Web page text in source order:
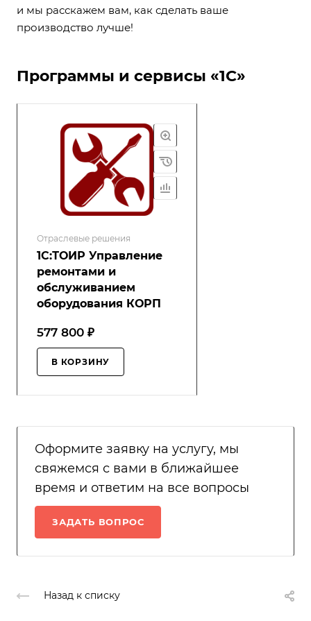
и мы расскажем вам, как сделать ваше
производство лучше!
Программы и сервисы «1С»
Отраслевые решения
1С:ТОИР Управление
ремонтами и
обслуживанием
оборудования КОРП
577 800 ₽
В КОРЗИНУ
Оформите заявку на услугу, мы
свяжемся с вами в ближайшее
время и ответим на все вопросы
ЗАДАТЬ ВОПРОС
Назад к списку